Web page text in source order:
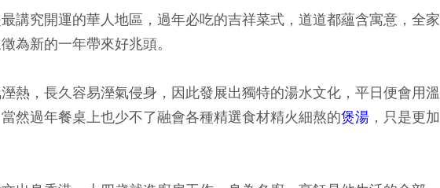
講究開運的華人地區，過年必吃的吉祥菜式，道道都蘊含寓意，全家
為新的一年帶來好兆頭。
熱，長久容易溼氣侵身，因此發展出獨特的湯水文化，平日便會用溫
然過年餐桌上也少不了融會各種精選食材精火細熬的煲湯 ，只是更加